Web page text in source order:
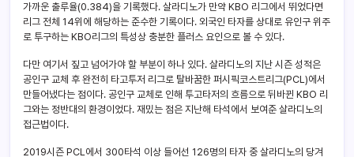
가까운 출루율(0.384)을 기록했다. 살라디노가 만약 KBO 리그에서 뛰었다면
리그 전체 14위에 해당하는 준수한 기록이다. 외국인 타자를 상대로 유인구 위주
로 투구하는 KBO리그의 특성상 충분한 플러스 요인으로 볼 수 있다.
다만 여기서 짚고 넘어가야 할 부분이 하나 있다. 살라디노의 지난 시즌 성적은
공인구 교체 후 완전히 타고투저 리그로 탈바꿈한 퍼시픽코스트리그(PCL)에서
만들어냈다는 점이다. 공인구 교체로 인해 투고타저의 흐름으로 뒤바뀐 KBO 리
그와는 정반대의 환경이었다. 재밌는 점은 지난해 타석에서 보여준 살라디노의
접근법이다.
2019시즌 PCL에서 300타석 이상 들어선 126명의 타자 중 살라디노의 당겨